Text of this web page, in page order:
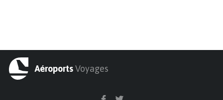
AéroportsVoyages